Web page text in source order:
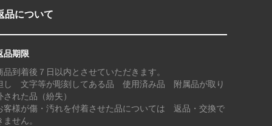
品について
品期限
品到着後７日以内とさせていただきます。
し 文字等が彫刻してある品 使用済み品 附属品が取り
された品（紛失）
客様が傷・汚れを付着させた品については 返品・交換で
ません。